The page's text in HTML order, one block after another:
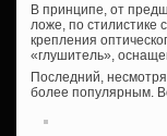
В принципе, от
ложе, по стилистике
крепления
«глушитель»,
Последний,
более популярным.